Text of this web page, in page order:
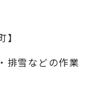
排雪などの作業